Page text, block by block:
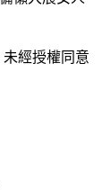
未經授權同意